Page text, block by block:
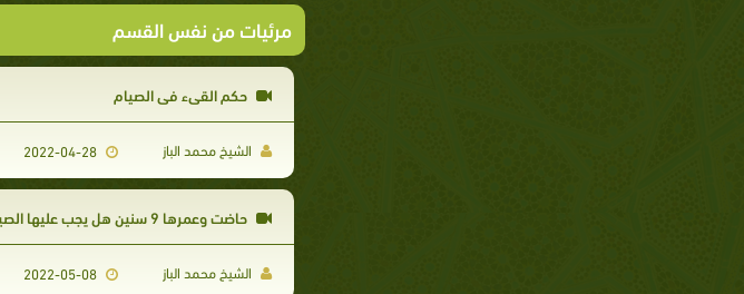
مرئيات من نفس القسم
حكم القيء في الصيام
الشيخ محمد الباز
حاضت وعمرها 9 سنين هل يجب عليها الصيام
الشيخ محمد الباز